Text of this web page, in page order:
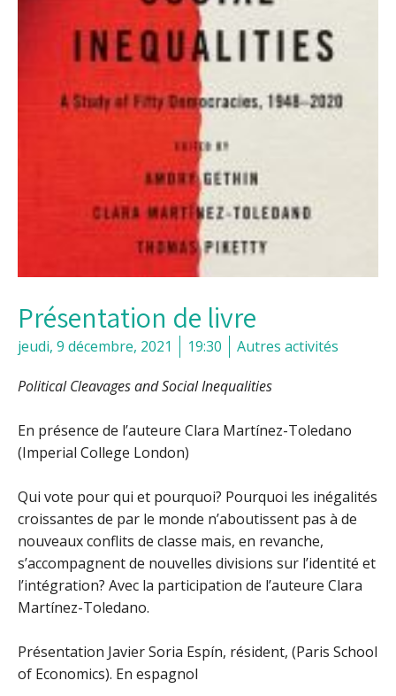
Présentation de livre
jeudi, 9 décembre, 2021 19:30 Autres activités
Political Cleavages and Social Inequalities
En présence de l’auteure Clara Martínez-Toledano
(Imperial College London)
Qui vote pour qui et pourquoi? Pourquoi les inégalités
croissantes de par le monde n’aboutissent pas à de
nouveaux conflits de classe mais, en revanche,
s’accompagnent de nouvelles divisions sur l’identité et
l’intégration? Avec la participation de l’auteure Clara
Martínez-Toledano.
Présentation Javier Soria Espín, résident, (Paris School
of Economics). En espagnol